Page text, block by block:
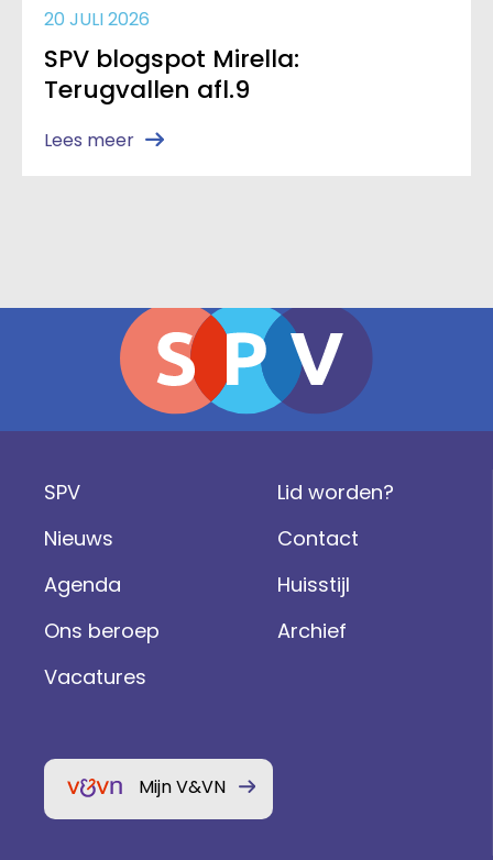
20 JULI 2026
SPV blogspot Mirella:
Terugvallen afl.9
Lees meer
SPV
Nieuws
Agenda
Ons beroep
Vacatures
Lid worden?
Contact
Huisstijl
Archief
Mijn V&VN